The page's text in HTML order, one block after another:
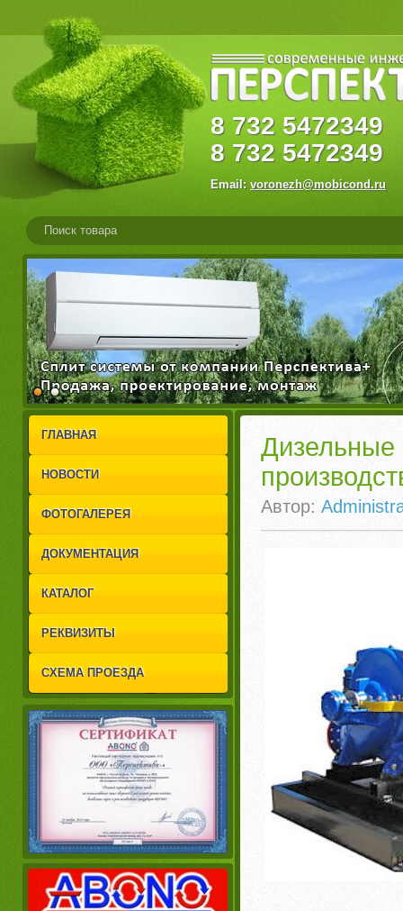
8 732
8 732 5472349
Email: voronezh@mobicond.ru
1
2
ГЛАВНАЯ
НОВОСТИ
ФОТОГАЛЕРЕЯ
ДОКУМЕНТАЦИЯ
КАТАЛОГ
РЕКВИЗИТЫ
СХЕМА ПРОЕЗДА
Автор: